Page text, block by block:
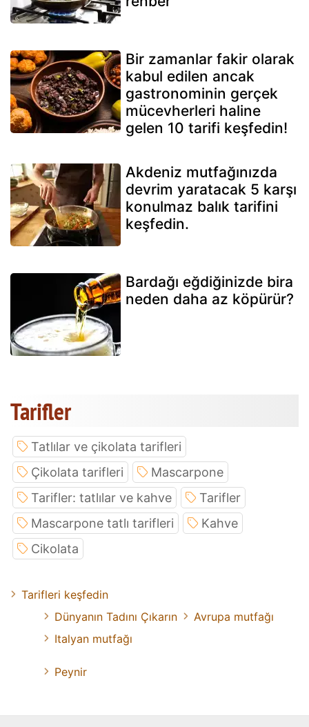
Bir zamanlar fakir olarak
kabul edilen ancak
gastronominin gerçek
mücevherleri haline
gelen 10 tarifi keşfedin!
Akdeniz mutfağınızda
devrim yaratacak 5 karşı
konulmaz balık tarifini
keşfedin.
Bardağı eğdiğinizde bira
neden daha az köpürür?
Tarifler
Tatlılar ve çikolata tarifleri
Çikolata tarifleri
Mascarpone
Tarifler: tatlılar ve kahve
Tarifler
Mascarpone tatlı tarifleri
Kahve
Cikolata
Tarifleri keşfedin
Dünyanın Tadını Çıkarın
Avrupa mutfağı
Italyan mutfağı
Peynir